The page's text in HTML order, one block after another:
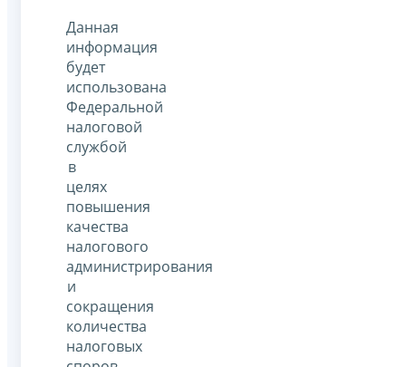
Данная
информация
будет
использована
Федеральной
налоговой
службой
в
целях
повышения
качества
налогового
администрирования
и
сокращения
количества
налоговых